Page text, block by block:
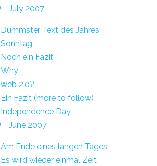
July 2007
Dümmster Text des Jahres
Sonntag
Noch ein Fazit
Why
web 2.0?
Ein Fazit (more to follow)
Independence Day
June 2007
Am Ende eines langen Tages
Es wird wieder einmal Zeit